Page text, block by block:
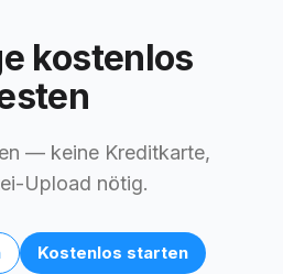
kostenlos
— keine Kreditkarte,
Upload nötig.
Kostenlos starten